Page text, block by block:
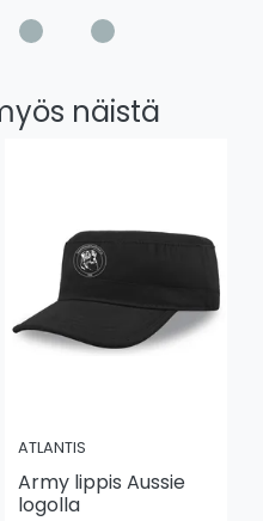
näistä
ATLANTIS
Army lippis Aussie
logolla